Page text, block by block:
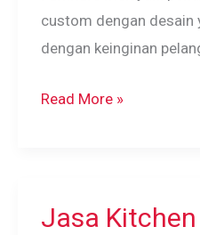
custom dengan desain
dengan keinginan
Furniture
Read More »
Jasa